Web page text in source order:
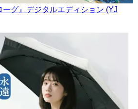
ーグ』デジタルエディション (YJ